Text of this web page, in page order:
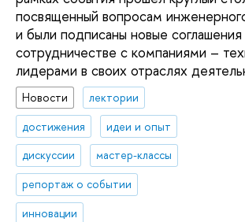
посвященный вопросам
и были подписаны новые
сотрудничестве с компаниями –
лидерами в своих отраслях
Новости
лектории
достижения
идеи и опыт
дискуссии
мастер-классы
репортаж о событии
инновации